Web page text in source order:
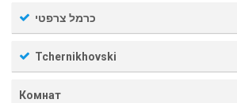
כרמל צרפטי
Tchernikhovski
Комнат